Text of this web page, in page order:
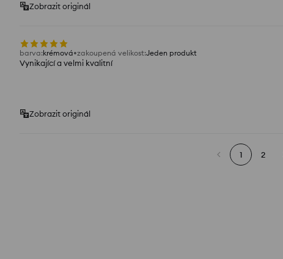
Zobrazit originál
barva:krémová zakoupená velikost:Jeden produkt
Vynikající a velmi kvalitní
Zobrazit originál
1 2